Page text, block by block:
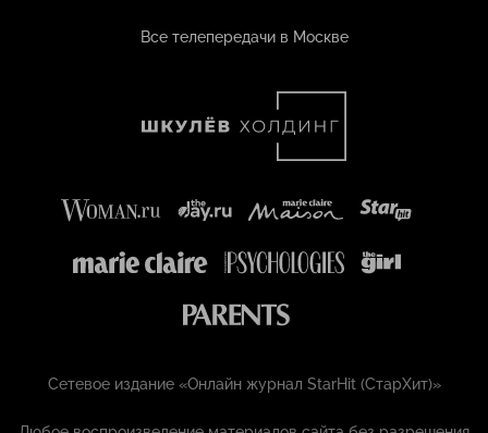
Все телепередачи в Москве
Сетевое издание «Онлайн журнал StarHit (СтарХит)»